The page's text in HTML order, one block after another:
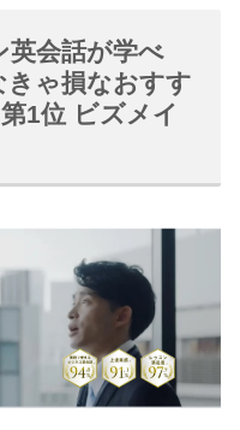
英会話が学べ
きゃ損なおすす
1位 ビズメイ